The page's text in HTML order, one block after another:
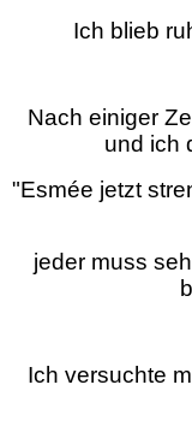
Ich blieb
Nach einiger
und ich
"Esmée jetzt
jeder muss
Ich versuchte